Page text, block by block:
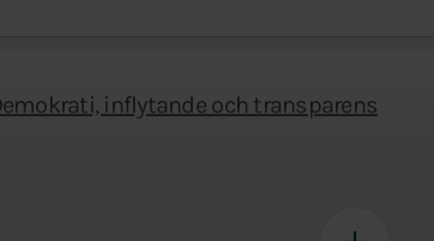
inflytande och transparens